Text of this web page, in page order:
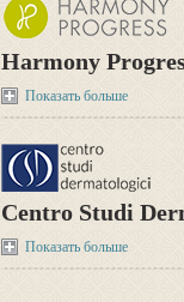
Harmony
Показать больше
Centro Studi
Показать больше